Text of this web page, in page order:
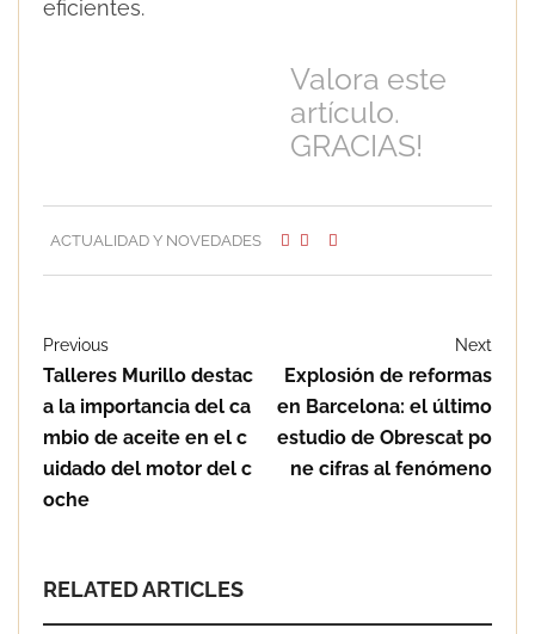
eficientes.
Valora este
artículo.
GRACIAS!
ACTUALIDAD Y NOVEDADES
Previous
Talleres Murillo destac
a la importancia del ca
mbio de aceite en el c
uidado del motor del c
oche
Next
Explosión de reformas
en Barcelona: el último
estudio de Obrescat po
ne cifras al fenómeno
RELATED ARTICLES